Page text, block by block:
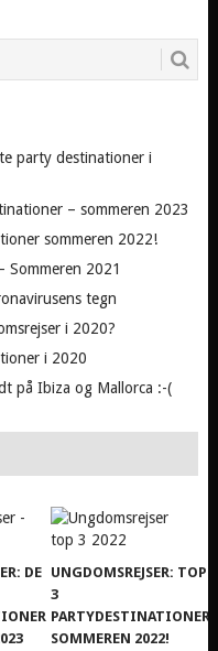
party destinationer i
– sommeren 2023
sommeren 2022!
Sommeren 2021
tegn
i 2020?
i 2020
på Ibiza og Mallorca :-(
DE UNGDOMSREJSER: TOP
3
PARTYDESTINATIONER
SOMMEREN 2022!